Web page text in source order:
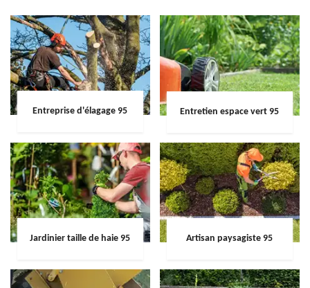
Entreprise d'élagage 95 Entretien espace vert 95
Jardinier taille de haie 95 Artisan paysagiste 95